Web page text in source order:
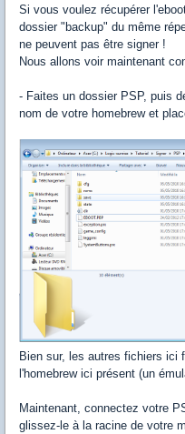
Si vous voulez récupérer
dossier "backup" du même
ne peuvent pas être signer !
Nous allons voir maintenant
- Faites un dossier PSP, puis
nom de votre homebrew et
Bien sur, les autres fichiers ici
l'homebrew ici présent (un
Maintenant, connectez votre
glissez-le à la racine de votre